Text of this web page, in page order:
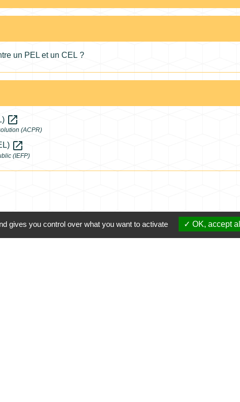
un PEL et un CEL ?
open_in_new
(ACPR)
open_in_new
(IEFP)
gives you control over what you want to activate OK, accept all